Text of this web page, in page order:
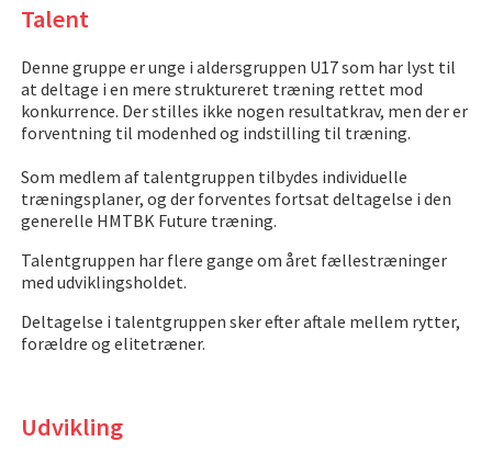
Talent
Denne gruppe er unge i aldersgruppen U17 som har lyst til
at deltage i en mere struktureret træning rettet mod
konkurrence. Der stilles ikke nogen resultatkrav, men der er
forventning til modenhed og indstilling til træning.
Som medlem af talentgruppen tilbydes individuelle
træningsplaner, og der forventes fortsat deltagelse i den
generelle HMTBK Future træning.
Talentgruppen har flere gange om året fællestræninger
med udviklingsholdet.
Deltagelse i talentgruppen sker efter aftale mellem rytter,
forældre og elitetræner.
Udvikling